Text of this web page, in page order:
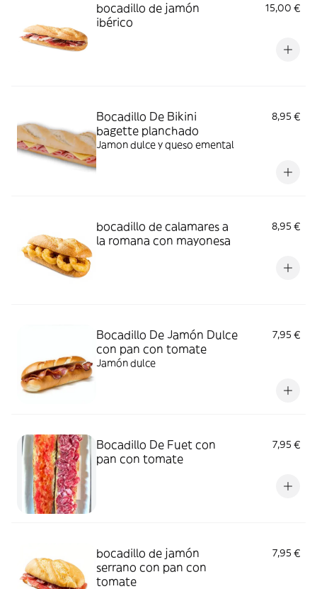
bocadillo de jamón
ibérico
15,00 €
Bocadillo De Bikini
bagette planchado
8,95 €
Jamon dulce y queso emental
bocadillo de calamares a
la romana con mayonesa
8,95 €
Bocadillo De Jamón Dulce
con pan con tomate
7,95 €
Jamón dulce
Bocadillo De Fuet con
pan con tomate
7,95 €
bocadillo de jamón
serrano con pan con
tomate
7,95 €